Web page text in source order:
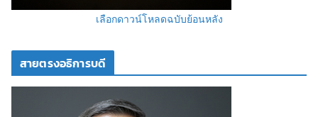
เลือกดาวน์โหลดฉบับย้อนหลัง
สายตรงอธิการบดี